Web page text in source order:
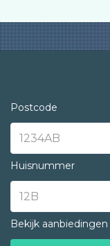
Postcode
Huisnummer
Bekijk aanbiedingen